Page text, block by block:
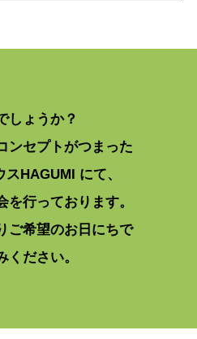
しょうか？
ンセプトがつまった
HAGUMI にて、
を行っております。
ご希望のお日にちで
ください。